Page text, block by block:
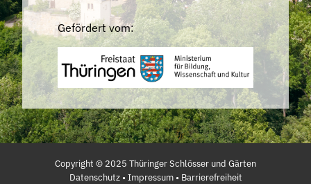
Gefördert vom:
Copyright © 2025 Thüringer Schlösser und Gärten
Datenschutz•Impressum• Barrierefreiheit